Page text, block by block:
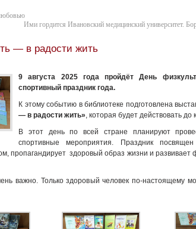
Ими гордится Ивановский медицинский университет.
— в радости жить
9 августа 2025 года пройдёт День
спортивный праздник года.
К этому событию в библиотеке подготовлена
— в радости жить», которая будет действовать до
В этот день по всей стране планируют
спортивные мероприятия. Праздник
пропагандирует здоровый образ жизни и развивает
важно. Только здоровый человек по-настоящему